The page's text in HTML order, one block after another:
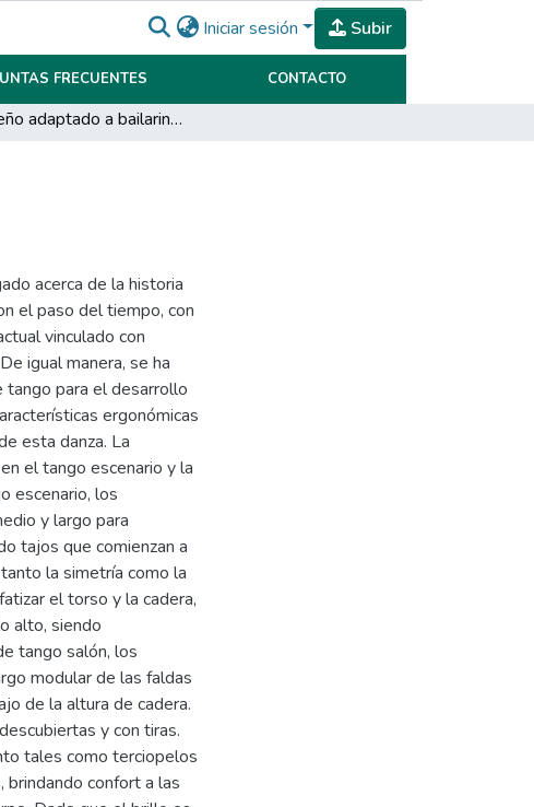
Iniciar sesión Subir
FRECUENTES CONTACTO
Diseño adaptado a bailarinas de tango
acerca de la historia
el paso del tiempo, con
vinculado con
igual manera, se ha
tango para el desarrollo
ergonómicas
esta danza. La
el tango escenario y la
escenario, los
y largo para
tajos que comienzan a
la simetría como la
el torso y la cadera,
alto, siendo
tango salón, los
modular de las faldas
de la altura de cadera.
y con tiras.
tales como terciopelos
confort a las